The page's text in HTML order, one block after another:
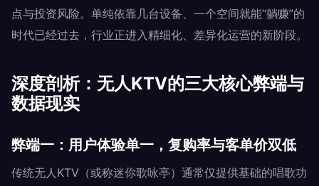
点与投资风险。单纯依靠几台设备、一个空间就能“躺赚”的
时代已经过去，行业正进入精细化、差异化运营的新阶段。
深度剖析：无人KTV的三大核心弊端与
数据现实
弊端一：用户体验单一，复购率与客单价双低
传统无人KTV（或称迷你歌咏亭）通常仅提供基础的唱歌功